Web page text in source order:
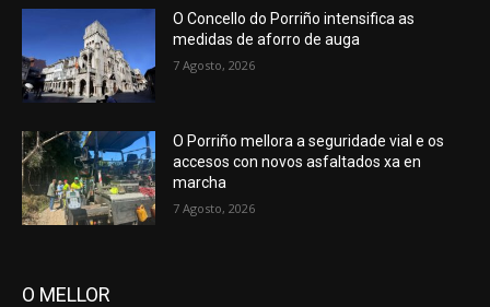
O Concello do Porriño intensifica as
medidas de aforro de auga
7 Agosto, 2026
O Porriño mellora a seguridade vial e os
accesos con novos asfaltados xa en
marcha
7 Agosto, 2026
O MELLOR